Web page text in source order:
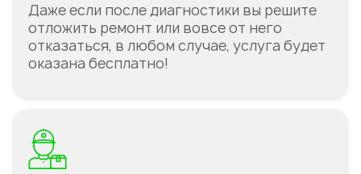
Даже если после диагностики вы решите
отложить ремонт или вовсе от него
отказаться, в любом случае, услуга будет
оказана бесплатно!